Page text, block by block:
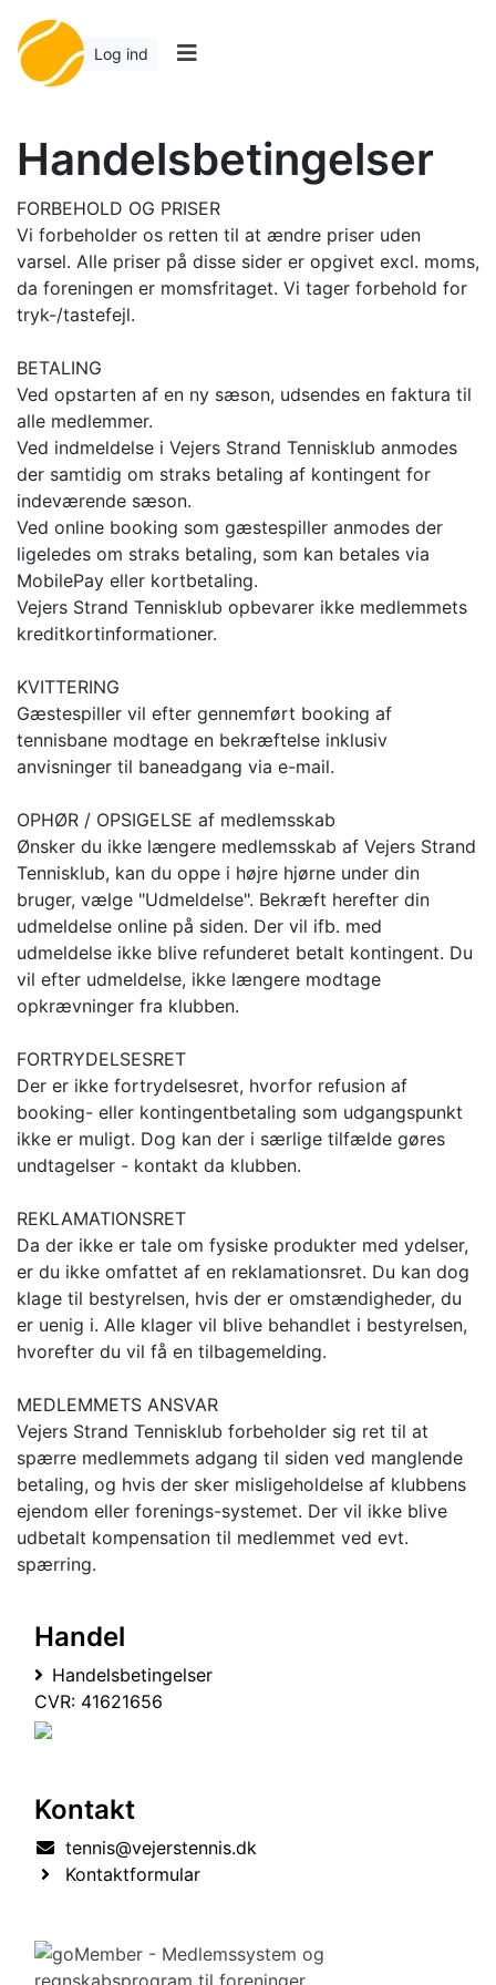
Log ind
Handelsbetingelser
FORBEHOLD OG PRISER
Vi forbeholder os retten til at ændre priser uden
varsel. Alle priser på disse sider er opgivet excl. moms,
da foreningen er momsfritaget. Vi tager forbehold for
tryk-/tastefejl.
BETALING
Ved opstarten af en ny sæson, udsendes en faktura til
alle medlemmer.
Ved indmeldelse i Vejers Strand Tennisklub anmodes
der samtidig om straks betaling af kontingent for
indeværende sæson.
Ved online booking som gæstespiller anmodes der
ligeledes om straks betaling, som kan betales via
MobilePay eller kortbetaling.
Vejers Strand Tennisklub opbevarer ikke medlemmets
kreditkortinformationer.
KVITTERING
Gæstespiller vil efter gennemført booking af
tennisbane modtage en bekræftelse inklusiv
anvisninger til baneadgang via e-mail.
OPHØR / OPSIGELSE af medlemsskab
Ønsker du ikke længere medlemsskab af Vejers Strand
Tennisklub, kan du oppe i højre hjørne under din
bruger, vælge "Udmeldelse". Bekræft herefter din
udmeldelse online på siden. Der vil ifb. med
udmeldelse ikke blive refunderet betalt kontingent. Du
vil efter udmeldelse, ikke længere modtage
opkrævninger fra klubben.
FORTRYDELSESRET
Der er ikke fortrydelsesret, hvorfor refusion af
booking- eller kontingentbetaling som udgangspunkt
ikke er muligt. Dog kan der i særlige tilfælde gøres
undtagelser - kontakt da klubben.
REKLAMATIONSRET
Da der ikke er tale om fysiske produkter med ydelser,
er du ikke omfattet af en reklamationsret. Du kan dog
klage til bestyrelsen, hvis der er omstændigheder, du
er uenig i. Alle klager vil blive behandlet i bestyrelsen,
hvorefter du vil få en tilbagemelding.
MEDLEMMETS ANSVAR
Vejers Strand Tennisklub forbeholder sig ret til at
spærre medlemmets adgang til siden ved manglende
betaling, og hvis der sker misligeholdelse af klubbens
ejendom eller forenings-systemet. Der vil ikke blive
udbetalt kompensation til medlemmet ved evt.
spærring.
Handel
Handelsbetingelser
CVR: 41621656
Kontakt
tennis@vejerstennis.dk
Kontaktformular